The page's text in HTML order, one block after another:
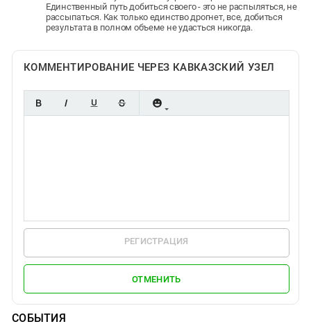
Единственный путь добиться своего - это не распыляться, не
рассыпаться. Как только единство дрогнет, все, добиться
результата в полном объеме не удасться никогда.
КОММЕНТИРОВАНИЕ ЧЕРЕЗ КАВКАЗСКИЙ УЗЕЛ
РЕГИСТРАЦИЯ
ОТМЕНИТЬ
СОБЫТИЯ